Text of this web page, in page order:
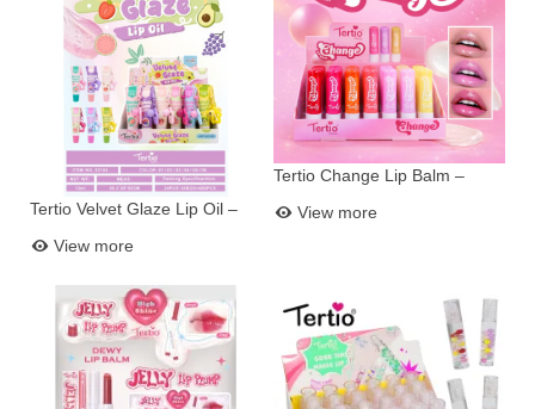
Add to basket
Tertio Velvet Glaze Lip Oil –
View more
Add to basket
Tertio Change Lip Balm –
View more